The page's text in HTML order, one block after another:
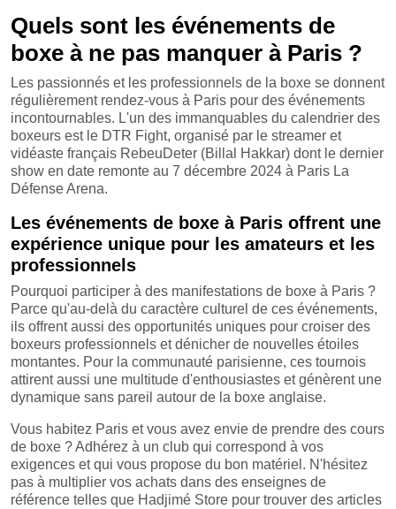
Quels sont les événements de
boxe à ne pas manquer à Paris ?
Les passionnés et les professionnels de la boxe se donnent
régulièrement rendez-vous à Paris pour des événements
incontournables. L'un des immanquables du calendrier des
boxeurs est le DTR Fight, organisé par le streamer et
vidéaste français RebeuDeter (Billal Hakkar) dont le dernier
show en date remonte au 7 décembre 2024 à Paris La
Défense Arena.
Les événements de boxe à Paris offrent une
expérience unique pour les amateurs et les
professionnels
Pourquoi participer à des manifestations de boxe à Paris ?
Parce qu'au-delà du caractère culturel de ces événements,
ils offrent aussi des opportunités uniques pour croiser des
boxeurs professionnels et dénicher de nouvelles étoiles
montantes. Pour la communauté parisienne, ces tournois
attirent aussi une multitude d'enthousiastes et génèrent une
dynamique sans pareil autour de la boxe anglaise.
Vous habitez Paris et vous avez envie de prendre des cours
de boxe ? Adhérez à un club qui correspond à vos
exigences et qui vous propose du bon matériel. N'hésitez
pas à multiplier vos achats dans des enseignes de
référence telles que Hadjimé Store pour trouver des articles